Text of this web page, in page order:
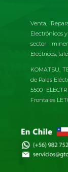
Venta,
Electrónicos
sector
Eléctricos,
KOMATSU,
de Palas
5500
Frontales